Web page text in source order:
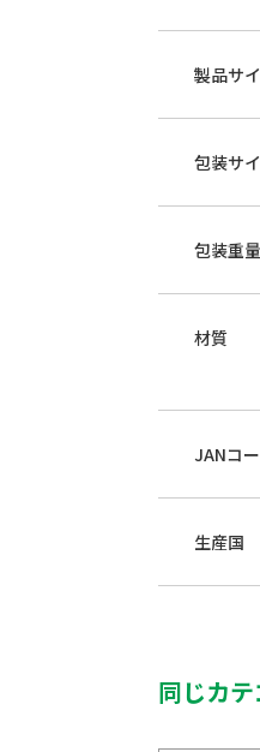
製品サ
包装サ
包装重量
材質
JANコ
生産国
同じカ